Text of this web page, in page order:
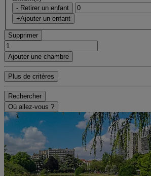
- Retirer un enfant
+Ajouter un enfant
Supprimer
Ajouter une chambre
Plus de critères
Rechercher
Où allez-vous ?